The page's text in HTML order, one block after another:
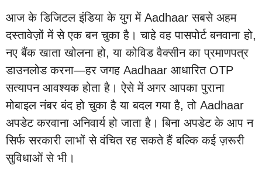
आज के डिजिटल इंडिया के युग में Aadhaar सबसे अहम
दस्तावेज़ों में से एक बन चुका है। चाहे वह पासपोर्ट बनवाना हो,
नए बैंक खाता खोलना हो, या कोविड वैक्सीन का प्रमाणपत्र
डाउनलोड करना—हर जगह Aadhaar आधारित OTP
सत्यापन आवश्यक होता है। ऐसे में अगर आपका पुराना
मोबाइल नंबर बंद हो चुका है या बदल गया है, तो Aadhaar
अपडेट करवाना अनिवार्य हो जाता है। बिना अपडेट के आप न
सिर्फ सरकारी लाभों से वंचित रह सकते हैं बल्कि कई ज़रूरी
सुविधाओं से भी।